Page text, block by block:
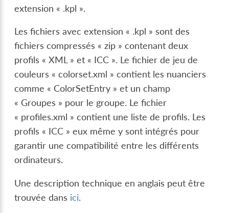
extension « .kpl ».
Les fichiers avec extension « .kpl » sont des
fichiers compressés « zip » contenant deux
profils « XML » et « ICC ». Le fichier de jeu de
couleurs « colorset.xml » contient les nuanciers
comme « ColorSetEntry » et un champ
« Groupes » pour le groupe. Le fichier
« profiles.xml » contient une liste de profils. Les
profils « ICC » eux même y sont intégrés pour
garantir une compatibilité entre les différents
ordinateurs.
Une description technique en anglais peut être
trouvée dans ici.